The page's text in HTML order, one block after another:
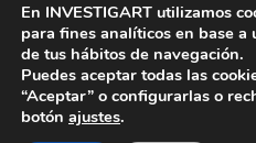
Política de Privacidad|
Investigart Copyright ©
En INVESTIGART utilizamos
para fines analíticos en base
de tus hábitos de navegación.
Puedes aceptar todas las
“Aceptar” o configurarlas o
botón ajustes.